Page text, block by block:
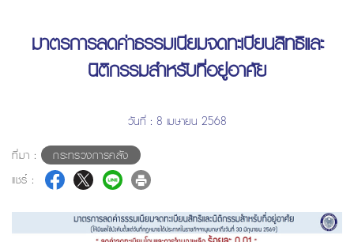
มาตรการลดค่าธรรมเนียมจดทะเบียนสิทธิและ
นิติกรรมสำหรับที่อยู่อาศัย
วันที่ : 8 เมษายน 2568
ที่มา :
กระทรวงการคลัง
แชร์ :